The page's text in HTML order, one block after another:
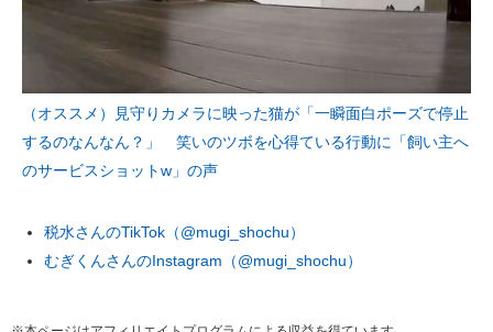
（オススメ）見守りカメラに映った猫が「一瞬面白ポーズで停止
するのなんなん？」 笑いのツボを心得ている行動に「飼い主へ
のサービスショットw」の声
税水さんのTikTok（@mugi_shochu）
むぎくんさんのInstagram（@mugi_shochu）